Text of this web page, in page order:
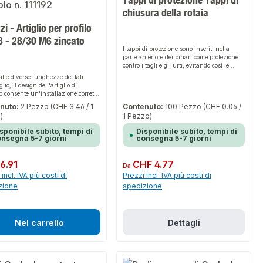
- Artiglio per profilo
- 28/30 M6 zincato
diverse lunghezze dei lati
il design dell'artiglio di
consente un'installazione corretta
a T.La staffa di fissaggio -
staffa per rotaie - funge da
per le rotaie, per cui il fissaggio
in acciaio avviene con due artigli
in ogni caso.Per il fissaggio
di supporto alle strutture di
L'artiglio è ideale per i fissaggi
adatta perfettamente a tutte le
standard.
2 Pezzo (CHF 3.46 / 1
subito, tempi di
5-7 giorni
IVA più costi di
Nel carrello
chiusura della rotaia
I tappi di protezione sono inseriti nella
parte anteriore dei binari come protezione
contro i tagli e gli urti, evitando così le
Contenuto: 100 Pezzo (CHF 0.06 /
1 Pezzo)
Disponibile subito, tempi di
consegna 5-7 giorni
Prezzo normale:
Da CHF 4.77
Prezzi incl. IVA più costi di
spedizione
Dettagli